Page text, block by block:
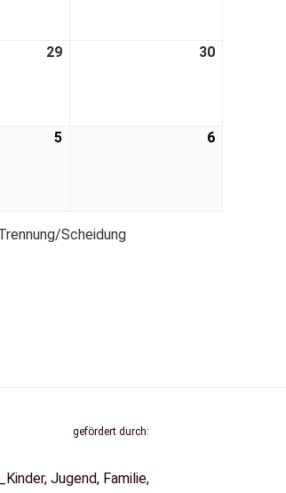
29 30
5 6
Scheidung
gefördert durch: